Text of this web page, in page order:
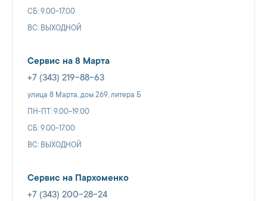
СБ: 9.00-17.00
ВС: ВЫХОДНОЙ
Сервис на 8 Марта
+7 (343) 219-88-63
улица 8 Марта, дом 269, литера Б
ПН-ПТ: 9.00-19.00
СБ: 9.00-17.00
ВС: ВЫХОДНОЙ
Сервис на Пархоменко
+7 (343) 200-28-24